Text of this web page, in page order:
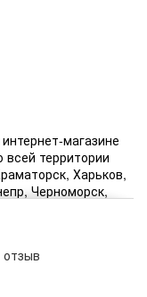
магазине
территории
Харьков,
Черноморск,
Львов, Винница,
соблюдении правил
условий, можно в